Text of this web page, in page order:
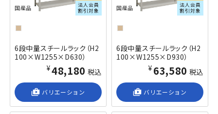
法人会員
割引対象
国産品
6段中量スチールラック（H2
100×W1255×D630）
¥48,180 税込
shop_2 バリエーション
法人会員
割引対象
国産品
6段中量スチールラック（H2
100×W1255×D930）
¥63,580 税込
shop_2 バリエーション